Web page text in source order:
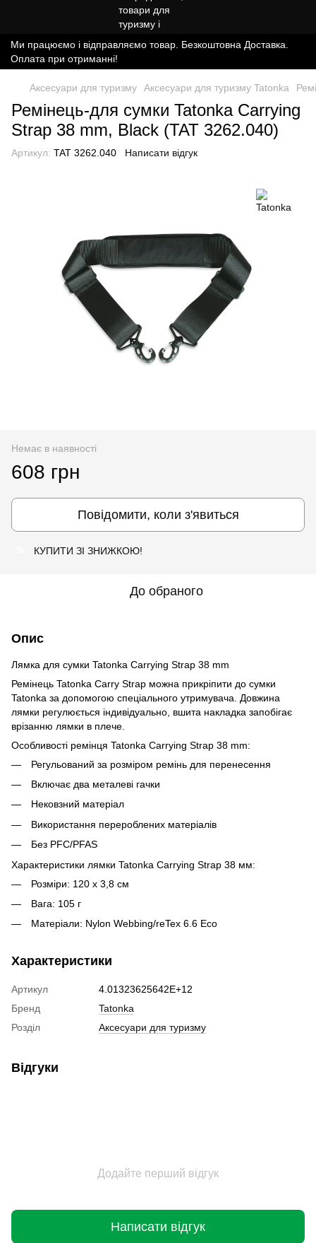
Ми працюємо і відправляємо товар. Безкоштовна Доставка.
Оплата при отриманні!
Аксесуари для туризму Аксесуари для туризму Tatonka
Ремінець-для сумки Tatonka Carrying
Strap 38 mm, Black (TAT 3262.040)
Артикул: TAT 3262.040 Написати відгук
Немає в наявності
608 грн
Повідомити, коли з'явиться
КУПИТИ ЗІ ЗНИЖКОЮ!
До обраного
Опис
Лямка для сумки Tatonka Carrying Strap 38 mm
Ремінець Tatonka Carry Strap можна прикріпити до сумки
Tatonka за допомогою спеціального утримувача. Довжина
лямки регулюється індивідуально, вшита накладка запобігає
врізанню лямки в плече.
Особливості ремінця Tatonka Carrying Strap 38 mm:
Регульований за розміром ремінь для перенесення
Включає два металеві гачки
Нековзний матеріал
Використання перероблених матеріалів
Без PFC/PFAS
Характеристики лямки Tatonka Carrying Strap 38 мм:
Розміри: 120 x 3,8 см
Вага: 105 г
Матеріали: Nylon Webbing/reTex 6.6 Eco
Характеристики
Артикул
4.01323625642E+12
Бренд
Tatonka
Розділ
Аксесуари для туризму
Відгуки
Додайте перший відгук
Написати відгук